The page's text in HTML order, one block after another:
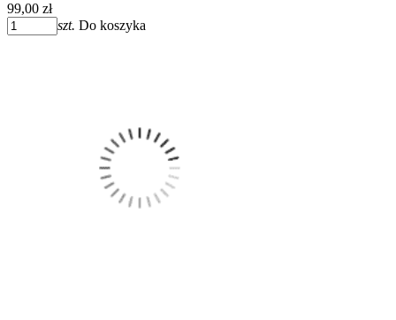
99,00 zł
szt. Do koszyka